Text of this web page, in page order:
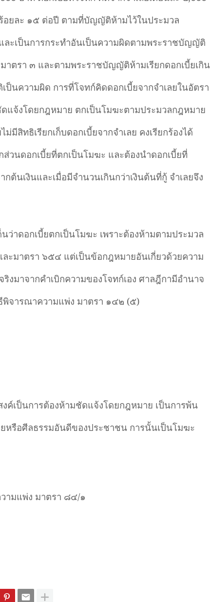
อยละ ๑๕ ต่อปี ตามที่บัญญัติห้ามไว้ในประมวล
ะเป็นการกระทำอันเป็นความผิดตามพระราชบัญญัติ
าตรา ๓ และตามพระราชบัญญัติห้ามเรียกดอกเบี้ยเกิน
นความผิด การที่โจทก์คิดดอกเบี้ยจากจำเลยในอัตรา
แจ้งโดยกฎหมาย ตกเป็นโมฆะตามประมวลกฎหมาย
สิทธิเรียกเก็บดอกเบี้ยจากจำเลย คงเรียกร้องได้
ส่วนดอกเบี้ยที่ตกเป็นโมฆะ และต้องนำดอกเบี้ยที่
ต้นเงินและเมื่อมีจำนวนเกินกว่าเงินต้นที่กู้ จำเลยจึง
ว่าดอกเบี้ยตกเป็นโมฆะ เพราะต้องห้ามตามประมวล
มาตรา ๖๕๔ แต่เป็นข้อกฎหมายอันเกี่ยวด้วยความ
งมาจากคำเบิกความของโจทก์เอง ศาลฎีกามีอำนาจ
จารณาความแพ่ง มาตรา ๑๔๒ (๕)
ค์เป็นการต้องห้ามชัดแจ้งโดยกฎหมาย เป็นการพ้น
หรือศีลธรรมอันดีของประชาชน การนั้นเป็นโมฆะ
ามแพ่ง มาตรา ๘๔/๑